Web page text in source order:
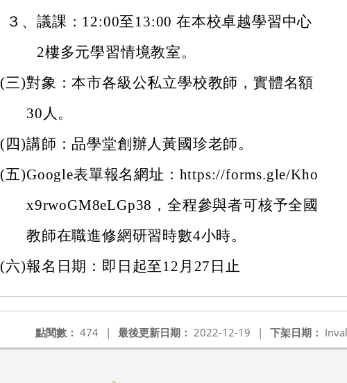
３、 議課：12:00至13:00 在本校卓越學習中心
2樓多元學習情境教室。
(三)對象：本市各級公私立學校教師，實體名額
30人。
(四)講師：品學堂創辦人黃國珍老師。
(五)Google表單報名網址：https://forms.gle/Kho
x9rwoGM8eLGp38，全程參與者可核予全國
教師在職進修網研習時數4小時。
(六)報名日期：即日起至12月27日止
下架日期：
最後更新日期： 2022-12-19 |
點閱數： 474 |